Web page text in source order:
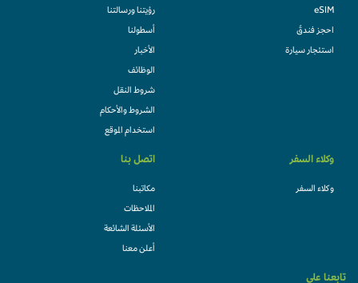
eSIM
احجز فندقً
استئجار سيارة
رؤيتنا ورسالتنا
أسطولنا
الأخبار
الوظائف
شروط النقل
الشروط والأحكام
استخدام الموقع
وكلاء السفر
وكلاء السفر
اتصل بنا
مكاتبنا
الملاحظات
الأسئلة الشائعة
أعلن معنا
تابعنا على